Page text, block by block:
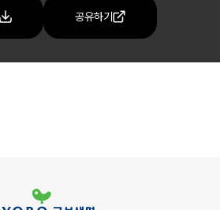
공유하기